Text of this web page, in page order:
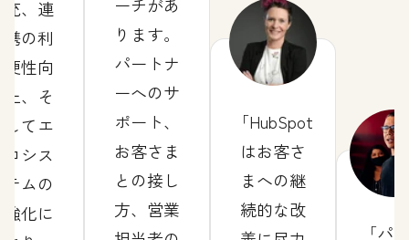
充、連
携の利
便性向
上、そ
してエ
コシス
テムの
強化に
ります。
パートナ
ーへのサ
ポート、
お客さま
との接し
方、営業
HubSpot
はお客さ
まへの継
続的な改
パ